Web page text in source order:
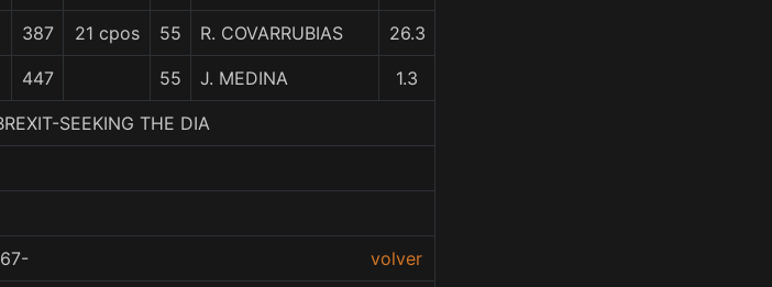
387 21 cpos 55 R. COVARRUBIAS 26.3
447 55 J. MEDINA 1.3
SEEKING THE DIA
volver